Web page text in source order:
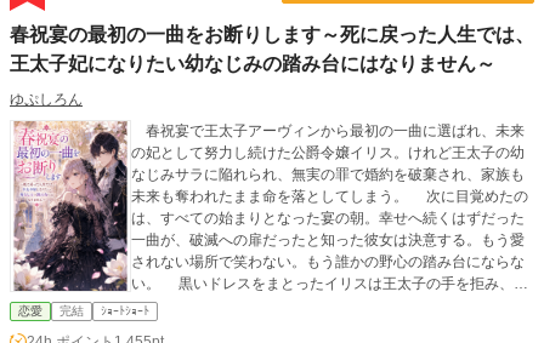
春祝宴の最初の一曲をお断りします～死に戻った人生では、
王太子妃になりたい幼なじみの踏み台にはなりません～
ゆぷしろん
春祝宴で王太子アーヴィンから最初の一曲に選ばれ、未来
の妃として努力し続けた公爵令嬢イリス。けれど王太子の幼
なじみサラに陥れられ、無実の罪で婚約を破棄され、家族も
未来も奪われたまま命を落としてしまう。 次に目覚めたの
は、すべての始まりとなった宴の朝。幸せへ続くはずだった
一曲が、破滅への扉だったと知った彼女は決意する。もう愛
されない場所で笑わない。もう誰かの野心の踏み台にならな
い。 黒いドレスをまとったイリスは王太子の手を拒み、前
世でただ一人自分を信じてくれたギルバートと共に、サラと
旧貴族派の陰謀へ立ち向かう。誰が敵で、誰が味方なのか。
恋愛 完結 ｼｮｰﾄｼｮｰﾄ